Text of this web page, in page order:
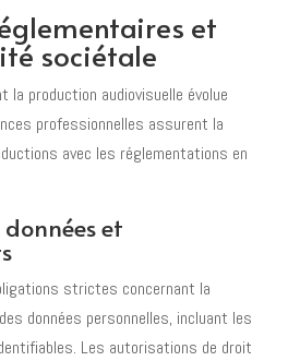
et
sociétale
la production audiovisuelle évolue
professionnelles assurent la
avec les réglementations en
et
strictes concernant la
données personnelles, incluant les
Les autorisations de droit